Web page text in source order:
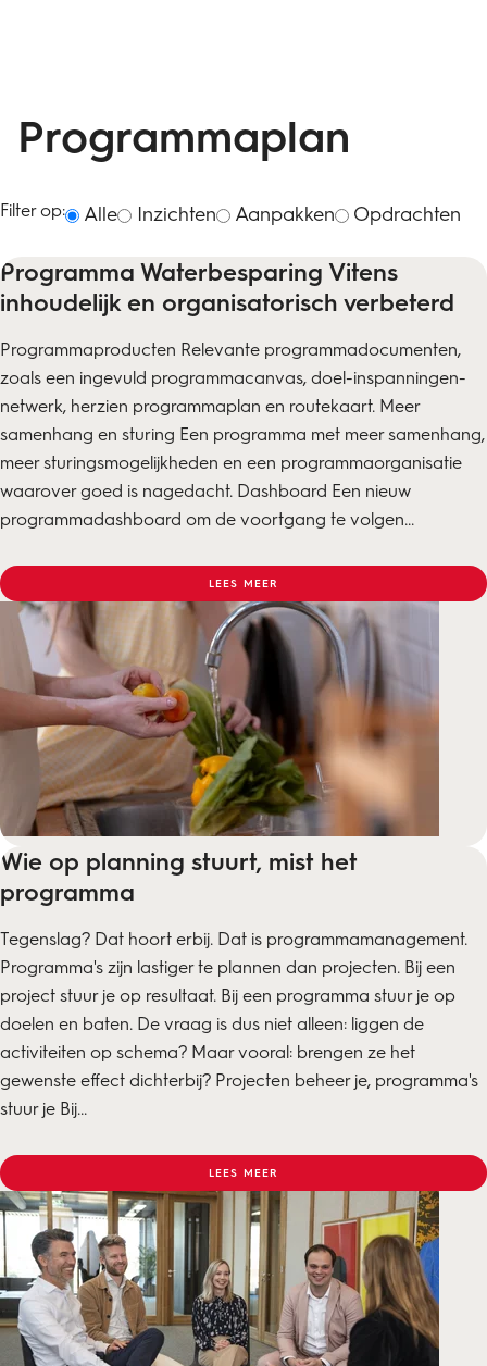
Programmaplan
Filter op: Alle Inzichten Aanpakken Opdrachten
Programma Waterbesparing Vitens
inhoudelijk en organisatorisch verbeterd
Programmaproducten Relevante programmadocumenten,
zoals een ingevuld programmacanvas, doel-inspanningen-
netwerk, herzien programmaplan en routekaart. Meer
samenhang en sturing Een programma met meer samenhang,
meer sturingsmogelijkheden en een programmaorganisatie
waarover goed is nagedacht. Dashboard Een nieuw
programmadashboard om de voortgang te volgen...
LEES MEER
Wie op planning stuurt, mist het
programma
Tegenslag? Dat hoort erbij. Dat is programmamanagement.
Programma's zijn lastiger te plannen dan projecten. Bij een
project stuur je op resultaat. Bij een programma stuur je op
doelen en baten. De vraag is dus niet alleen: liggen de
activiteiten op schema? Maar vooral: brengen ze het
gewenste effect dichterbij? Projecten beheer je, programma's
stuur je Bij...
LEES MEER